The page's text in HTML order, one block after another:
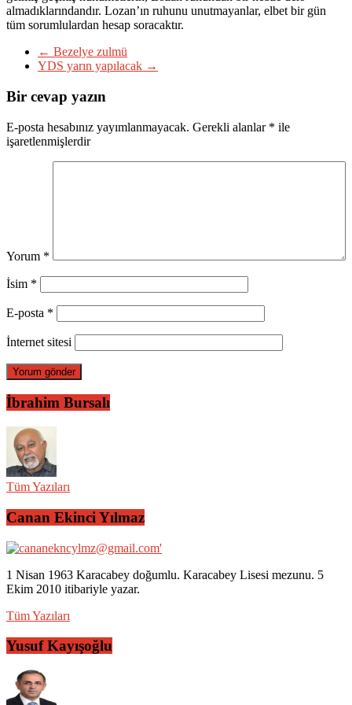
almadıklarındandır. Lozan’ın ruhunu unutmayanlar, elbet bir gün
tüm sorumlulardan hesap soracaktır.
← Bezelye zulmü
YDS yarın yapılacak →
Bir cevap yazın
E-posta hesabınız yayımlanmayacak. Gerekli alanlar * ile
işaretlenmişlerdir
Yorum *
İsim *
E-posta *
İnternet sitesi
İbrahim Bursalı
Tüm Yazıları
Canan Ekinci Yılmaz
1 Nisan 1963 Karacabey doğumlu. Karacabey Lisesi mezunu. 5
Ekim 2010 itibariyle yazar.
Tüm Yazıları
Yusuf Kayışoğlu